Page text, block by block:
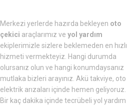
Merkezi yerlerde hazırda bekleyen oto
çekici araçlarımız ve yol yardım
ekiplerimizle sizlere beklemeden en hızlı
hizmeti vermekteyiz. Hangi durumda
olursanız olun ve hangi konumdaysanız
mutlaka bizleri arayınız. Akü takviye, oto
elektrik arızaları içinde hemen geliyoruz.
Bir kaç dakika içinde tecrübeli yol yardım